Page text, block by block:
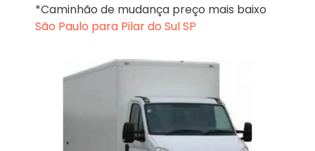
*Caminhão de mudança preço mais baixo
São Paulo para Pilar do Sul SP